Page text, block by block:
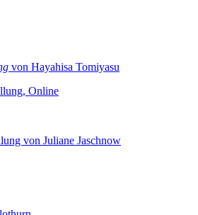
von Hayahisa Tomiyasu
Online
von Juliane Jaschnow